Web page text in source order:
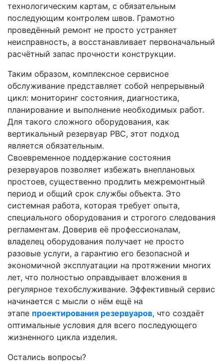
технологическим картам, с обязательным
последующим контролем швов. Грамотно
проведённый ремонт не просто устраняет
неисправность, а восстанавливает первоначальный
расчётный запас прочности конструкции.
Таким образом, комплексное сервисное
обслуживание представляет собой непрерывный
цикл: мониторинг состояния, диагностика,
планирование и выполнение необходимых работ.
Для такого сложного оборудования, как
вертикальный резервуар РВС, этот подход
является обязательным.
Своевременное поддержание состояния
резервуаров позволяет избежать внеплановых
простоев, существенно продлить межремонтный
период и общий срок службы объекта. Это
системная работа, которая требует опыта,
специального оборудования и строгого следования
регламентам. Доверив её профессионалам,
владелец оборудования получает не просто
разовые услуги, а гарантию его безопасной и
экономичной эксплуатации на протяжении многих
лет, что полностью оправдывает вложения в
регулярное техобслуживание. Эффективный сервис
начинается с мысли о нём ещё на
этапе проектирования резервуаров, что создаёт
оптимальные условия для всего последующего
жизненного цикла изделия.
Остались вопросы?